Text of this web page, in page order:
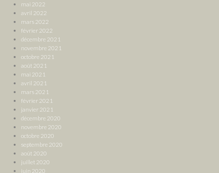
mai 2022
avril 2022
mars 2022
février 2022
décembre 2021
novembre 2021
octobre 2021
août 2021
mai 2021
avril 2021
mars 2021
février 2021
janvier 2021
décembre 2020
novembre 2020
octobre 2020
septembre 2020
août 2020
juillet 2020
juin 2020